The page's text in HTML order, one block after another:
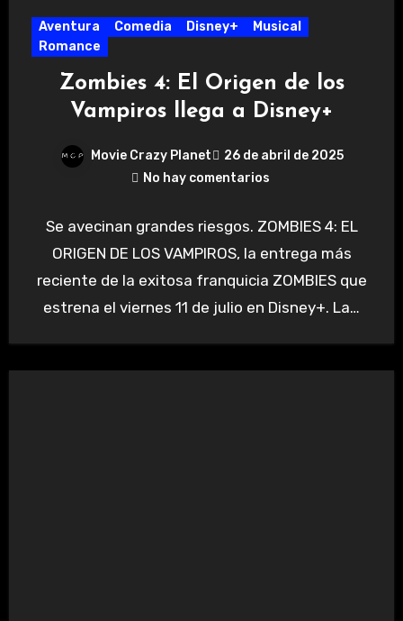
Aventura Comedia Disney+
Musical
Romance
Zombies 4: El Origen de los
Vampiros llega a Disney+
Movie Crazy Planet
26 de abril de 2025
No hay comentarios
Se avecinan grandes riesgos. ZOMBIES 4: EL
ORIGEN DE LOS VAMPIROS, la entrega más
reciente de la exitosa franquicia ZOMBIES que
estrena el viernes 11 de julio en Disney+. La…